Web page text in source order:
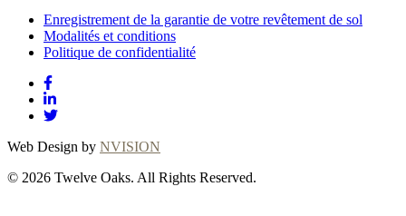
Enregistrement de la garantie de votre revêtement de sol
Modalités et conditions
Politique de confidentialité
Web Design by NVISION
© 2026 Twelve Oaks. All Rights Reserved.